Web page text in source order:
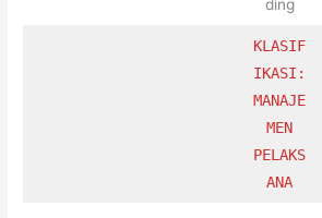
ding
KLASIF
IKASI:
MANAJE
MEN
PELAKS
ANA